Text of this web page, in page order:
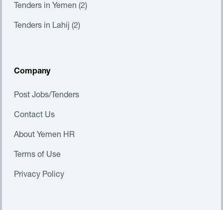
Tenders in Yemen (2)
Tenders in Lahij (2)
Company
Post Jobs/Tenders
Contact Us
About Yemen HR
Terms of Use
Privacy Policy